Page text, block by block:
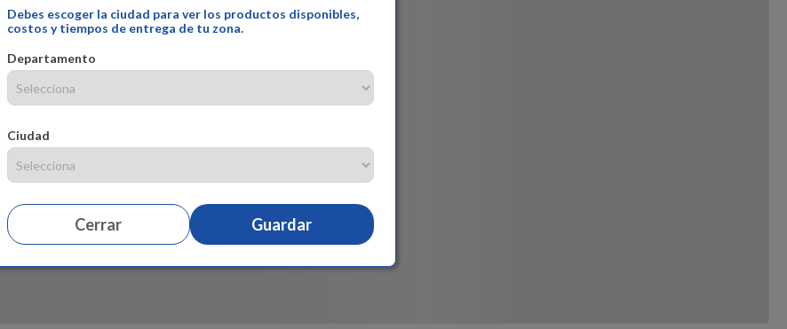
Debes escoger la ciudad para ver los productos disponibles,
costos y tiempos de entrega de tu zona.
Departamento
Ciudad
Cerrar Guardar